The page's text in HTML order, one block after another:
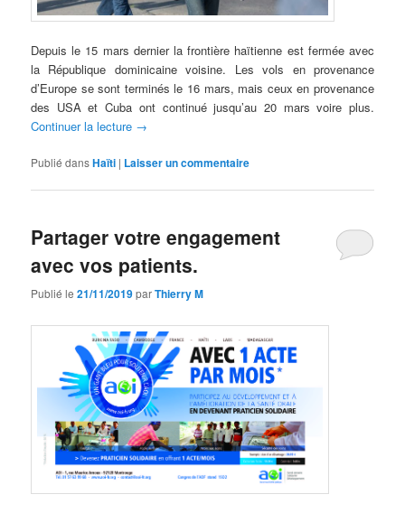
Depuis le 15 mars dernier la frontière haïtienne est fermée avec
la République dominicaine voisine. Les vols en provenance
d’Europe se sont terminés le 16 mars, mais ceux en provenance
des USA et Cuba ont continué jusqu’au 20 mars voire plus.
Continuer la lecture →
Publié dansHaïti | Laisser un commentaire
Partager votre engagement
avec vos patients.
Publié le21/11/2019parThierry M